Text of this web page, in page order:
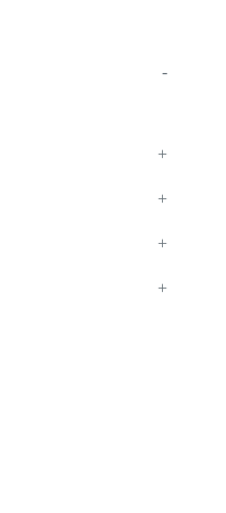
-
+
+
+
+